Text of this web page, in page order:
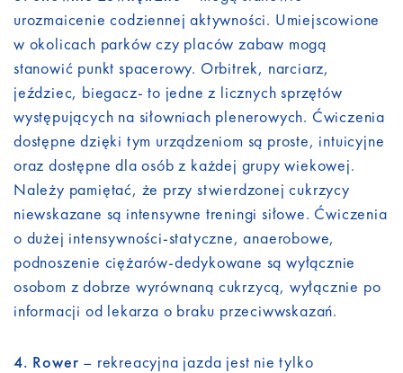
urozmaicenie codziennej aktywności. Umiejscowione
w okolicach parków czy placów zabaw mogą
stanowić punkt spacerowy. Orbitrek, narciarz,
jeździec, biegacz- to jedne z licznych sprzętów
występujących na siłowniach plenerowych. Ćwiczenia
dostępne dzięki tym urządzeniom są proste, intuicyjne
oraz dostępne dla osób z każdej grupy wiekowej.
Należy pamiętać, że przy stwierdzonej cukrzycy
niewskazane są intensywne treningi siłowe. Ćwiczenia
o dużej intensywności-statyczne, anaerobowe,
podnoszenie ciężarów-dedykowane są wyłącznie
osobom z dobrze wyrównaną cukrzycą, wyłącznie po
informacji od lekarza o braku przeciwwskazań.
4. Rower – rekreacyjna jazda jest nie tylko